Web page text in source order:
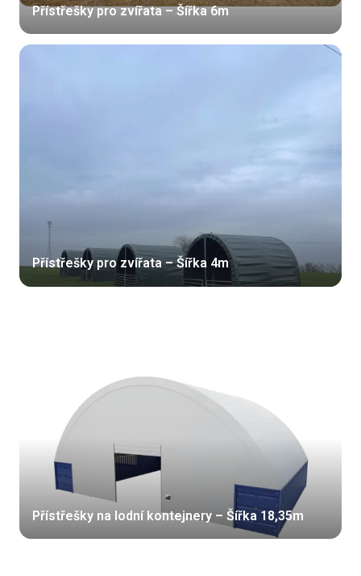
Přístřešky pro zvířata – Šířka 6m
Přístřešky pro zvířata – Šířka 4m
Přístřešky na lodní kontejnery – Šířka 18,35m